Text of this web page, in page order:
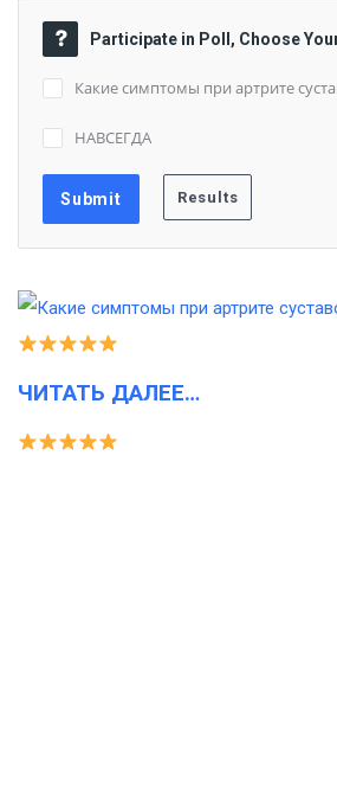
Participate in Poll, Choose
Какие симптомы при артрите
НАВСЕГДА
ЧИТАТЬ ДАЛЕЕ…